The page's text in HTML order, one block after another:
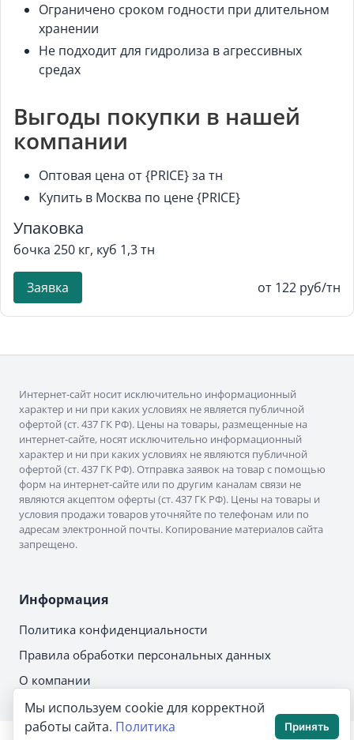
Ограничено сроком годности при длительном
хранении
Не подходит для гидролиза в агрессивных
средах
Выгоды покупки в нашей
компании
Оптовая цена от {PRICE} за тн
Купить в Москва по цене {PRICE}
Упаковка
бочка 250 кг, куб 1,3 тн
Заявка от 122 руб/тн
Интернет-сайт носит исключительно информационный
характер и ни при каких условиях не является публичной
офертой (ст. 437 ГК РФ). Цены на товары, размещенные на
интернет-сайте, носят исключительно информационный
характер и ни при каких условиях не являются публичной
офертой (ст. 437 ГК РФ). Отправка заявок на товар с помощью
форм на интернет-сайте или по другим каналам связи не
являются акцептом оферты (ст. 437 ГК РФ). Цены на товары и
условия продажи товаров уточняйте по телефонам или по
адресам электронной почты. Копирование материалов сайта
запрещено.
Информация
Политика конфиденциальности
Правила обработки персональных данных
О компании
Мы используем cookie для корректной
работы сайта. Политика
Принять